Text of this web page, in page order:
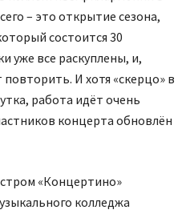
– это открытие сезона,
состоится 30
уже все раскуплены, и,
И хотя «скерцо» в
работа идёт очень
концерта обновлён
«Концертино»
колледжа